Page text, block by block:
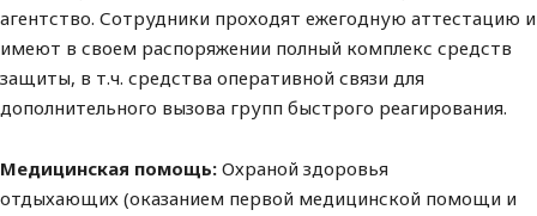
агентство. Сотрудники проходят ежегодную аттестацию и
имеют в своем распоряжении полный комплекс средств
защиты, в т.ч. средства оперативной связи для
дополнительного вызова групп быстрого реагирования.
Медицинская помощь: Охраной здоровья
отдыхающих (оказанием первой медицинской помощи и